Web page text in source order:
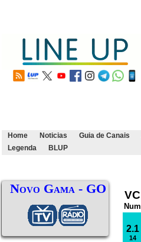
Home Noticias Guia de Canais
Legenda
BLUP
Novo Gama - GO VC
Num
2.1
14